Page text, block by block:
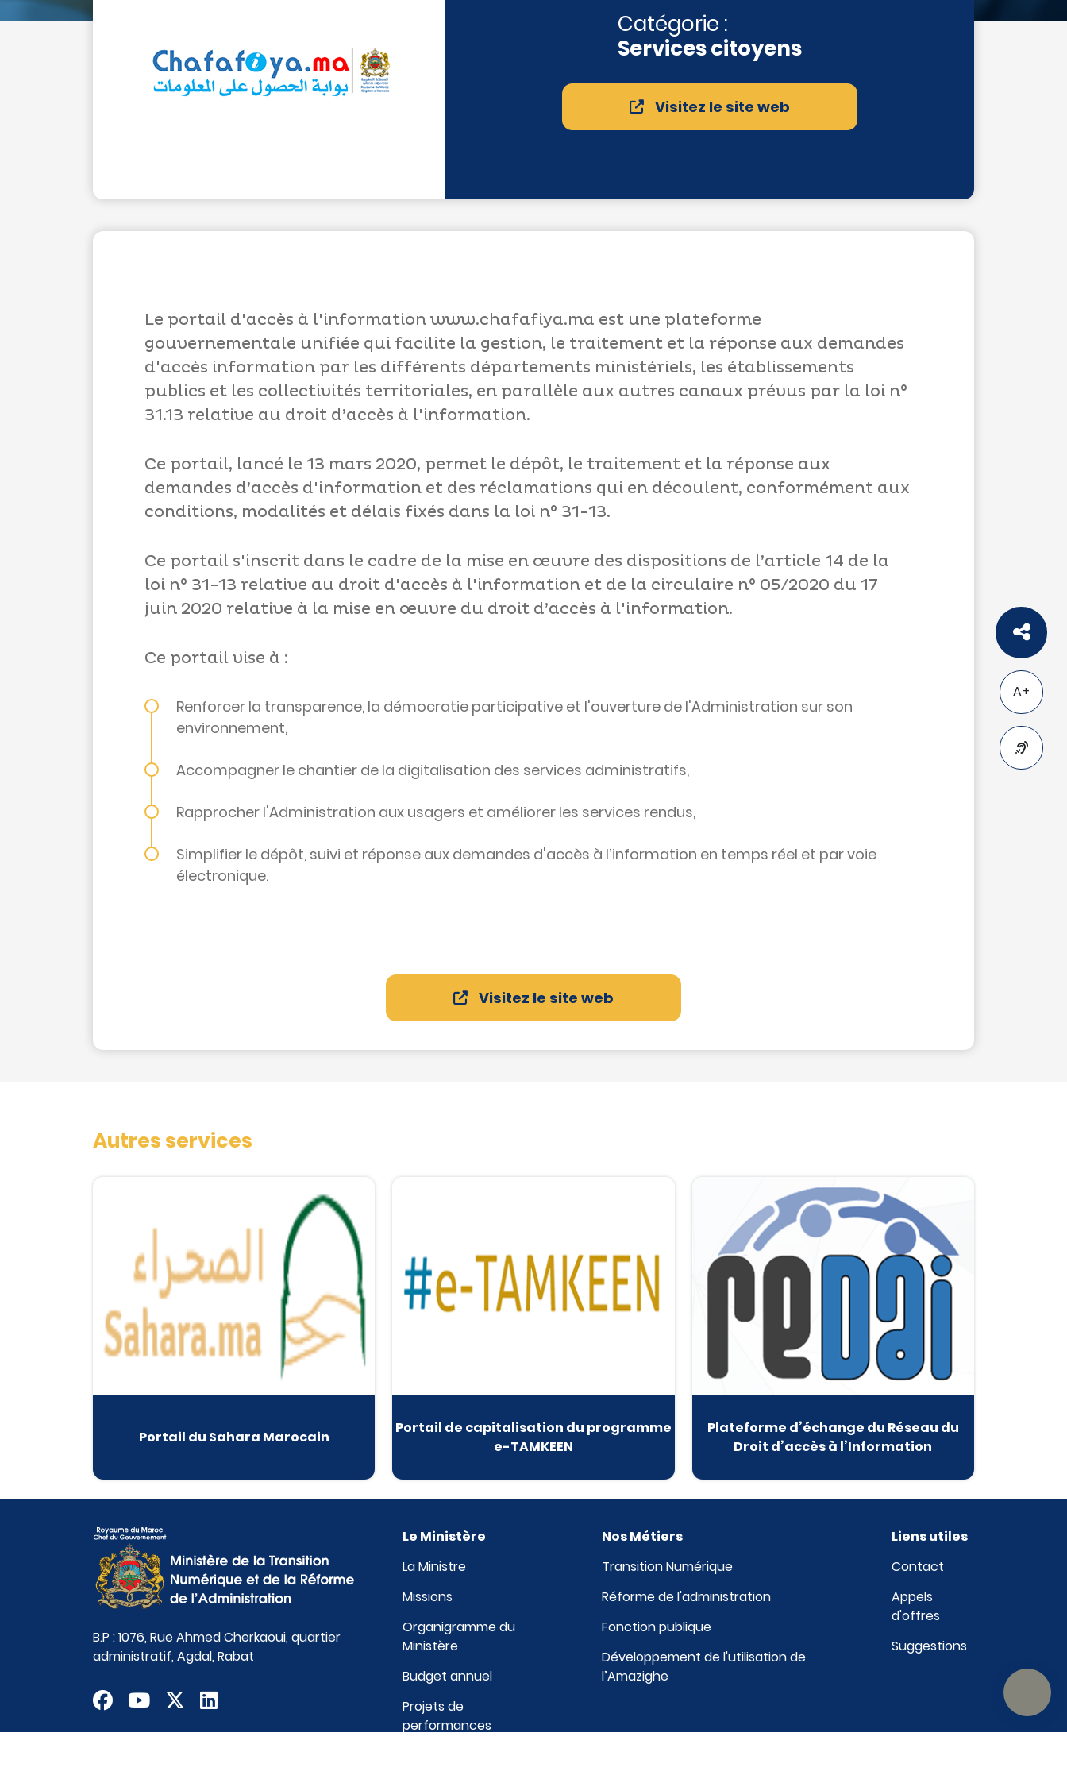
Catégorie :
Services citoyens
Visitez le site web
Le portail d'accès à l'information www.chafafiya.ma est une plateforme
gouvernementale unifiée qui facilite la gestion, le traitement et la réponse aux demandes
d'accès information par les différents départements ministériels, les établissements
publics et les collectivités territoriales, en parallèle aux autres canaux prévus par la loi n°
31.13 relative au droit d’accès à l'information.
Ce portail, lancé le 13 mars 2020, permet le dépôt, le traitement et la réponse aux
demandes d’accès d'information et des réclamations qui en découlent, conformément aux
conditions, modalités et délais fixés dans la loi n° 31-13.
Ce portail s'inscrit dans le cadre de la mise en œuvre des dispositions de l’article 14 de la
loi n° 31-13 relative au droit d'accès à l'information et de la circulaire n° 05/2020 du 17
juin 2020 relative à la mise en œuvre du droit d’accès à l'information.
Ce portail vise à :
Renforcer la transparence, la démocratie participative et l'ouverture de l'Administration sur son
environnement,
Accompagner le chantier de la digitalisation des services administratifs,
Rapprocher l'Administration aux usagers et améliorer les services rendus,
Simplifier le dépôt, suivi et réponse aux demandes d'accès à l’information en temps réel et par voie
électronique.
Visitez le site web
A+
Autres services
Portail du Sahara Marocain
Portail de capitalisation du programme
e-TAMKEEN
Plateforme d’échange du Réseau du
Droit d’accès à l’Information
B.P : 1076, Rue Ahmed Cherkaoui, quartier
administratif, Agdal, Rabat
Le Ministère
La Ministre
Missions
Organigramme du
Ministère
Budget annuel
Projets de
performances
Nos Métiers
Transition Numérique
Réforme de l'administration
Fonction publique
Développement de l'utilisation de
l’Amazighe
Liens utiles
Contact
Appels
d'offres
Suggestions